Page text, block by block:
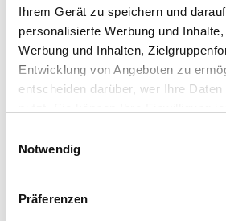
Ihrem Gerät zu speichern und
personalisierte Werbung und
Werbung und Inhalten,
Entwicklung von Angeboten zu
entscheiden darüber, wer Ihre
Trigger Symbol ändern oder
Informationen über Ihre
Notwendig
Präferenzen